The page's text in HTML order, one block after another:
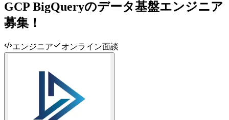
GCP BigQueryのデータ基盤エンジニア
募集！
エンジニア オンライン面談